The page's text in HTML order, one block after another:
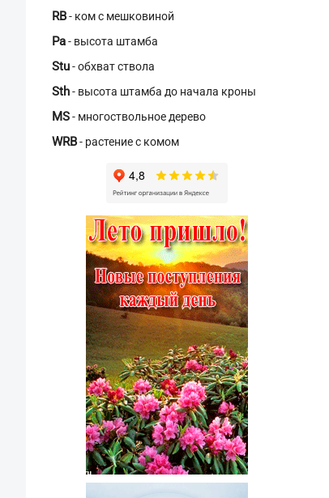
RB- ком с мешковиной
Pa- высота штамба
Stu- обхват ствола
Sth- высота штамба до начала кроны
MS- многоствольное дерево
WRB- растение с комом